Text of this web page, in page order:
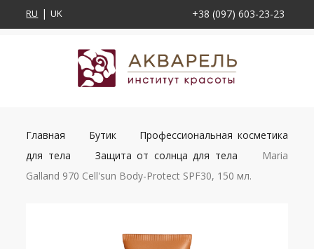
RU UK +38 (097) 603-23-23
Главная Бутик
Профессиональная косметика
для тела
Защита от солнца для тела
Maria
Galland 970 Cell'sun Body-Protect SPF30, 150 мл.